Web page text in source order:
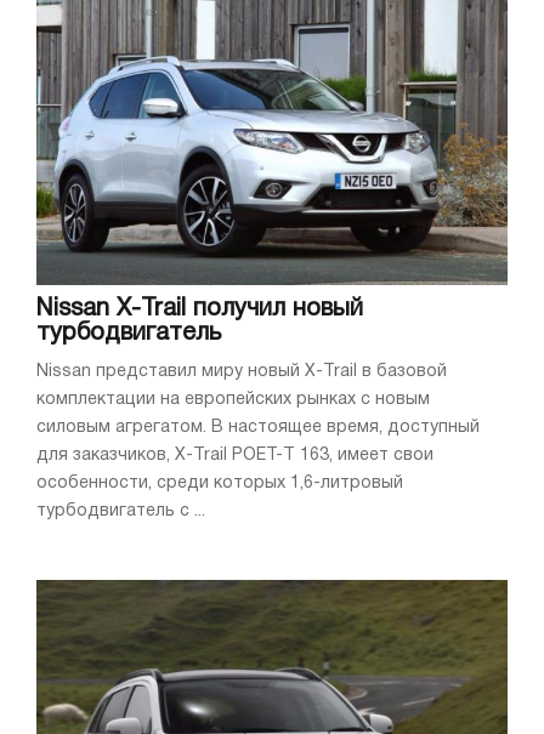
Nissan X-Trail получил новый
турбодвигатель
Nissan представил миру новый X-Trail в базовой
комплектации на европейских рынках с новым
силовым агрегатом. В настоящее время, доступный
для заказчиков, X-Trail РОЕТ-T 163, имеет свои
особенности, среди которых 1,6-литровый
турбодвигатель с ...